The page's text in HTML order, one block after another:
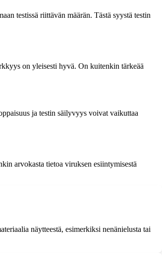
testissä riittävän määrän. Tästä syystä testin
on yleisesti hyvä. On kuitenkin tärkeää
ja testin säilyvyys voivat vaikuttaa
arvokasta tietoa viruksen esiintymisestä
näytteestä, esimerkiksi nenänielusta tai